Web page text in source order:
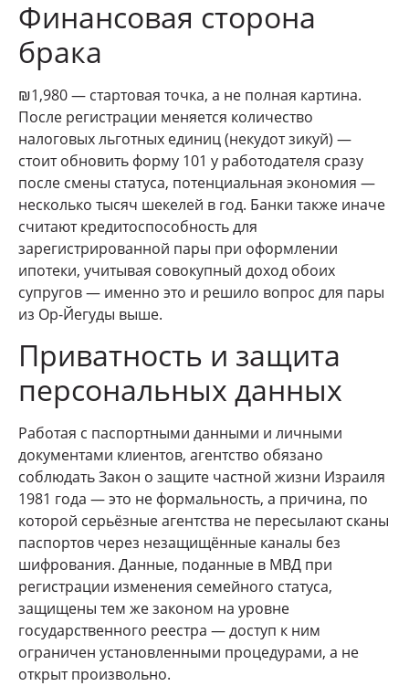
Финансовая сторона
брака
₪1,980 — стартовая точка, а не полная картина.
После регистрации меняется количество
налоговых льготных единиц (некудот зикуй) —
стоит обновить форму 101 у работодателя сразу
после смены статуса, потенциальная экономия —
несколько тысяч шекелей в год. Банки также иначе
считают кредитоспособность для
зарегистрированной пары при оформлении
ипотеки, учитывая совокупный доход обоих
супругов — именно это и решило вопрос для пары
из Ор-Йегуды выше.
Приватность и защита
персональных данных
Работая с паспортными данными и личными
документами клиентов, агентство обязано
соблюдать Закон о защите частной жизни Израиля
1981 года — это не формальность, а причина, по
которой серьёзные агентства не пересылают сканы
паспортов через незащищённые каналы без
шифрования. Данные, поданные в МВД при
регистрации изменения семейного статуса,
защищены тем же законом на уровне
государственного реестра — доступ к ним
ограничен установленными процедурами, а не
открыт произвольно.